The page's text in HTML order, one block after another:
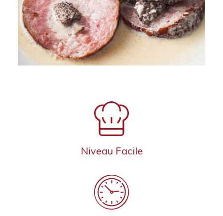
Niveau Facile